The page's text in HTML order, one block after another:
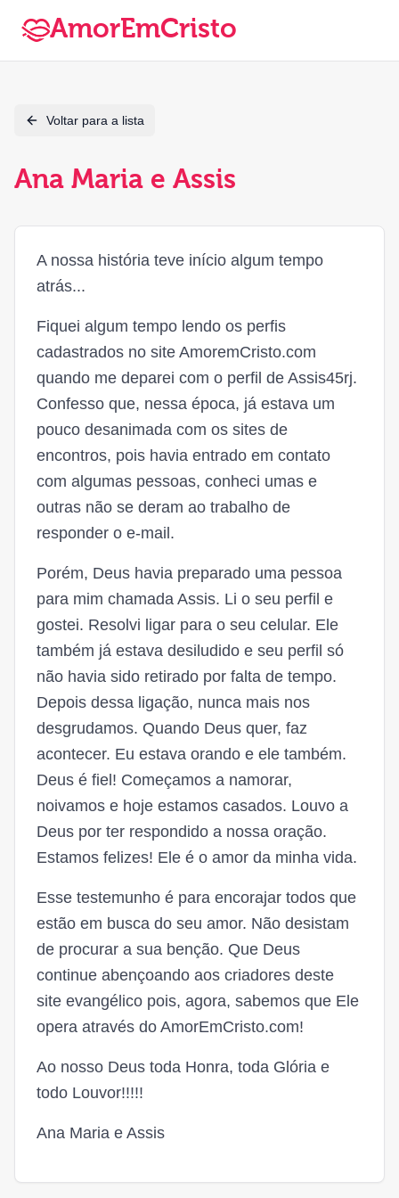
AmorEmCristo
Voltar para a lista
Ana Maria e Assis
A nossa história teve início algum tempo
atrás...
Fiquei algum tempo lendo os perfis
cadastrados no site AmoremCristo.com
quando me deparei com o perfil de Assis45rj.
Confesso que, nessa época, já estava um
pouco desanimada com os sites de
encontros, pois havia entrado em contato
com algumas pessoas, conheci umas e
outras não se deram ao trabalho de
responder o e-mail.
Porém, Deus havia preparado uma pessoa
para mim chamada Assis. Li o seu perfil e
gostei. Resolvi ligar para o seu celular. Ele
também já estava desiludido e seu perfil só
não havia sido retirado por falta de tempo.
Depois dessa ligação, nunca mais nos
desgrudamos. Quando Deus quer, faz
acontecer. Eu estava orando e ele também.
Deus é fiel! Começamos a namorar,
noivamos e hoje estamos casados. Louvo a
Deus por ter respondido a nossa oração.
Estamos felizes! Ele é o amor da minha vida.
Esse testemunho é para encorajar todos que
estão em busca do seu amor. Não desistam
de procurar a sua benção. Que Deus
continue abençoando aos criadores deste
site evangélico pois, agora, sabemos que Ele
opera através do AmorEmCristo.com!
Ao nosso Deus toda Honra, toda Glória e
todo Louvor!!!!!
Ana Maria e Assis